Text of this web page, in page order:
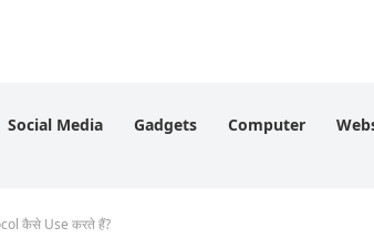
Social Media Gadgets Computer
कैसे Use करते हैं?